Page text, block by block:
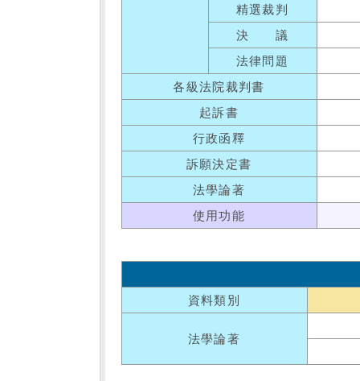
精選裁判
決 議
法律問題
各級法院裁判書
起訴書
行政函釋
訴願決定書
法學論著
使用功能
資料類別
法學論著